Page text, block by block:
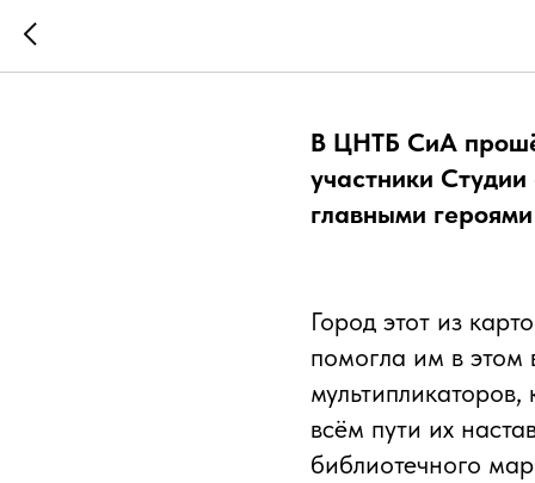
В ЦНТБ СиА
участники
главными
Город этот из
помогла им в этом
всём пути их
библиотечного